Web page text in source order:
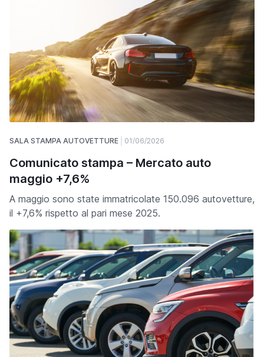
SALA STAMPA AUTOVETTURE 01/06/2026
Comunicato stampa – Mercato auto
maggio +7,6%
A maggio sono state immatricolate 150.096 autovetture,
il +7,6% rispetto al pari mese 2025.